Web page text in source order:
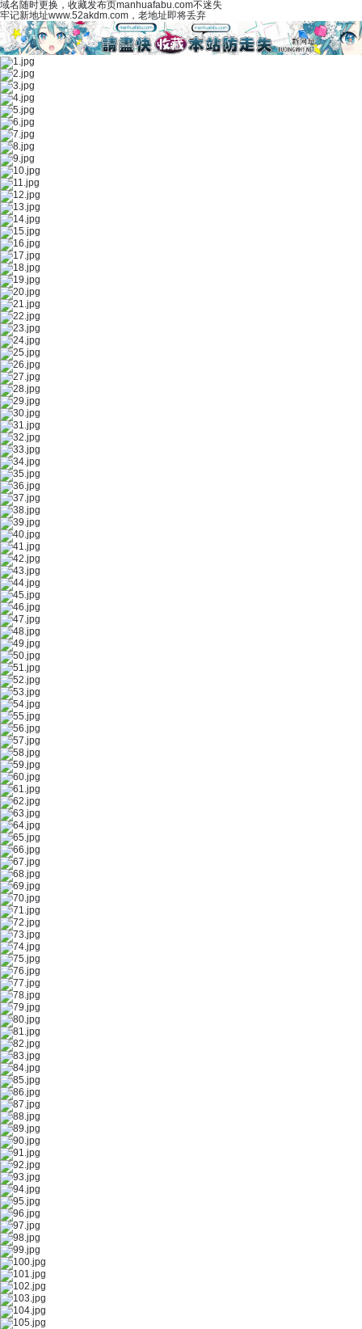
域名随时更换，收藏发布页manhuafabu.com不迷失
牢记新地址www.52akdm.com，老地址即将丢弃